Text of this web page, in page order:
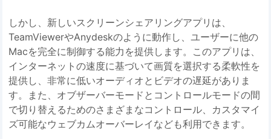
しかし、新しいスクリーンシェアリングアプリは、
TeamViewerやAnydeskのように動作し、ユーザーに他の
Macを完全に制御する能力を提供します。このアプリは、
インターネットの速度に基づいて画質を選択する柔軟性を
提供し、非常に低いオーディオとビデオの遅延がありま
す。また、オブザーバーモードとコントロールモードの間
で切り替えるためのさまざまなコントロール、カスタマイ
ズ可能なウェブカムオーバーレイなども利用できます。